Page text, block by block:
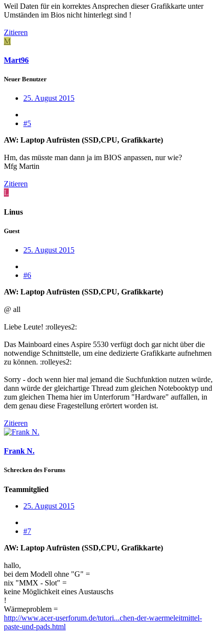
Weil Daten für ein korrektes Ansprechen dieser Grafikkarte unter
Umständen im Bios nicht hinterlegt sind !
Zitieren
M
Mart96
Neuer Benutzer
25. August 2015
#5
AW: Laptop Aufrüsten (SSD,CPU, Grafikkarte)
Hm, das müsste man dann ja im BIOS anpassen, nur wie?
Mfg Martin
Zitieren
L
Linus
Guest
25. August 2015
#6
AW: Laptop Aufrüsten (SSD,CPU, Grafikkarte)
@ all
Liebe Leute! :rolleyes2:
Das Mainboard eines Aspire 5530 verfügt doch gar nicht über die
notwendige Schnittstelle, um eine dedizierte Grafikkarte aufnehmen
zu können. :rolleyes2:
Sorry - doch wenn hier mal jemand die Suchfunktion nutzen würde,
dann würde der gleichartige Thread zum gleichen Notebooktyp und
zum gleichen Thema hier im Unterforum "Hardware" auffallen, in
dem genau diese Fragestellung erörtert worden ist.
Zitieren
Frank N.
Schrecken des Forums
Teammitglied
25. August 2015
#7
AW: Laptop Aufrüsten (SSD,CPU, Grafikkarte)
hallo,
bei dem Modell ohne "G" =
nix "MMX - Slot" =
keine Möglichkeit eines Austauschs
!
Wärmeproblem =
http://www.acer-userforum.de/tutori...chen-der-waermeleitmittel-
paste-und-pads.html